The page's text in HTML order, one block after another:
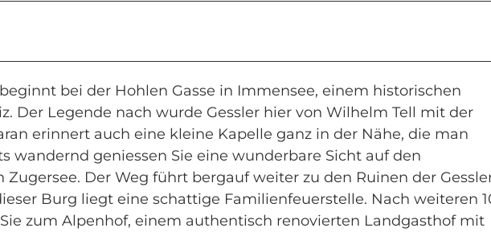
bei der Hohlen Gasse in Immensee, einem historischen
Der Legende nach wurde Gessler hier von Wilhelm Tell mit der
erinnert auch eine kleine Kapelle ganz in der Nähe, die man
wandernd geniessen Sie eine wunderbare Sicht auf den
Der Weg führt bergauf weiter zu den Ruinen der
Burg liegt eine schattige Familienfeuerstelle. Nach weiteren
zum Alpenhof, einem authentisch renovierten Landgasthof mit